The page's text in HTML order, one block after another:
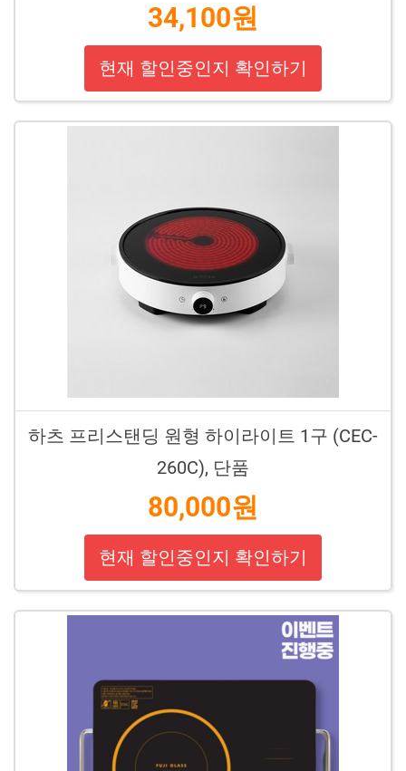
34,100원
현재 할인중인지 확인하기
하츠 프리스탠딩 원형 하이라이트 1구 (CEC-
260C), 단품
80,000원
현재 할인중인지 확인하기